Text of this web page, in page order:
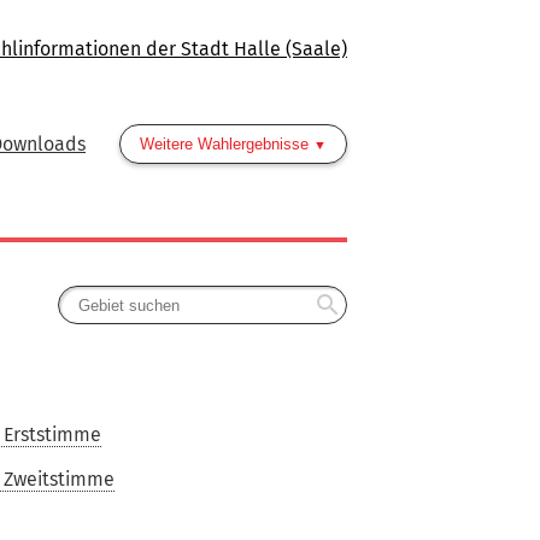
der Stadt Halle (Saale)
Weitere Wahlergebnisse
search